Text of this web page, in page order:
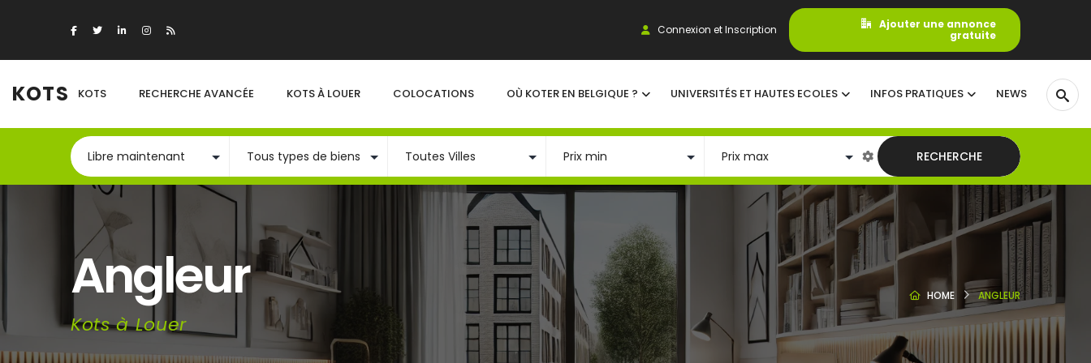
Connexion et Inscription
Ajouter une annonce
gratuite
KOTS KOTS RECHERCHE AVANCÉE KOTS À LOUER COLOCATIONS OÙ KOTER EN BELGIQUE ? UNIVERSITÉS ET HAUTES ECOLES INFOS PRATIQUES NEWS
RECHERCHE
Angleur
Kots à Louer
HOME ANGLEUR